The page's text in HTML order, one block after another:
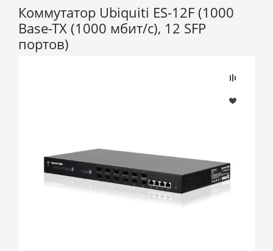
Коммутатор Ubiquiti ES-12F (1000
Base-TX (1000 мбит/с), 12 SFP
портов)